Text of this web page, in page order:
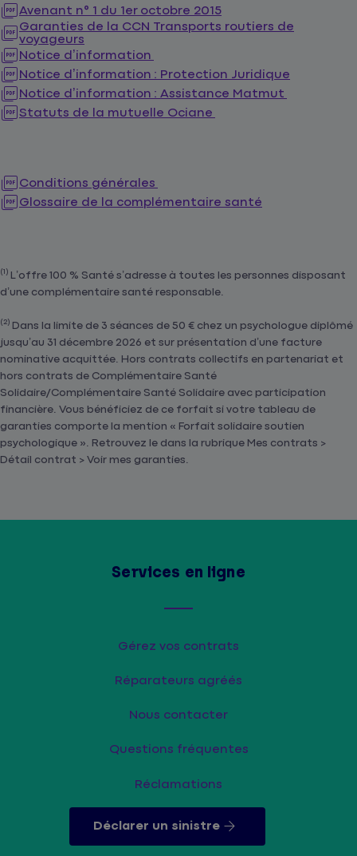
Avenant n° 1 du 1er octobre 2015
Garanties de la CCN Transports routiers de
voyageurs
Notice d’information
Notice d’information : Protection Juridique
Notice d’information : Assistance Matmut
Statuts de la mutuelle Ociane
Conditions générales
Glossaire de la complémentaire santé
(1) L’offre 100 % Santé s’adresse à toutes les personnes disposant
d’une complémentaire santé responsable.
(2) Dans la limite de 3 séances de 50 € chez un psychologue diplômé
jusqu’au 31 décembre 2026 et sur présentation d’une facture
nominative acquittée. Hors contrats collectifs en partenariat et
hors contrats de Complémentaire Santé
Solidaire/Complémentaire Santé Solidaire avec participation
financière. Vous bénéficiez de ce forfait si votre tableau de
garanties comporte la mention « Forfait solidaire soutien
psychologique ». Retrouvez le dans la rubrique Mes contrats >
Détail contrat > Voir mes garanties.
Services en ligne
Gérez vos contrats
Réparateurs agréés
Nous contacter
Questions fréquentes
Réclamations
Déclarer un sinistre